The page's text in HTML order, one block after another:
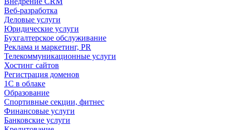
Веб-разработка
Деловые услуги
Юридические услуги
Бухгалтерское обслуживание
Реклама и маркетинг, PR
Телекоммуникационные услуги
Хостинг сайтов
Регистрация доменов
1С в облаке
Образование
Спортивные секции, фитнес
Финансовые услуги
Банковские услуги